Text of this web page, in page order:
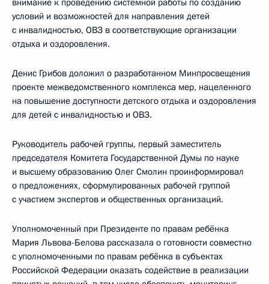
внимание к проведению системной работы по созданию
условий и возможностей для направления детей
с инвалидностью, ОВЗ в соответствующие организации
отдыха и оздоровления.
Денис Грибов доложил о разработанном Минпросвещения
проекте межведомственного комплекса мер, нацеленного
на повышение доступности детского отдыха и оздоровления
для детей с инвалидностью и ОВЗ.
Руководитель рабочей группы, первый заместитель
председателя Комитета Государственной Думы по науке
и высшему образованию Олег Смолин проинформировал
о предложениях, сформулированных рабочей группой
с участием экспертов и общественных организаций.
Уполномоченный при Президенте по правам ребёнка
Мария Львова-Белова рассказала о готовности совместно
с уполномоченными по правам ребёнка в субъектах
Российской Федерации оказать содействие в реализации